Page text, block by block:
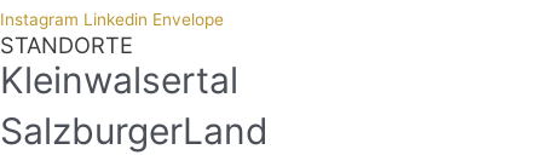
Instagram Linkedin Envelope
STANDORTE
Kleinwalsertal
SalzburgerLand